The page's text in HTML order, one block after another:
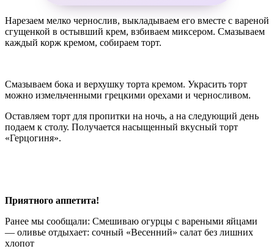
Нарезаем мелко чернослив, выкладываем его вместе с вареной
сгущенкой в остывший крем, взбиваем миксером. Смазываем
каждый корж кремом, собираем торт.
Смазываем бока и верхушку торта кремом. Украсить торт
можно измельченными грецкими орехами и черносливом.
Оставляем торт для пропитки на ночь, а на следующий день
подаем к столу. Получается насыщенный вкусный торт
«Герцогиня».
Приятного аппетита!
Ранее мы сообщали: Смешиваю огурцы с вареными яйцами
— оливье отдыхает: сочный «Весенний» салат без лишних
хлопот